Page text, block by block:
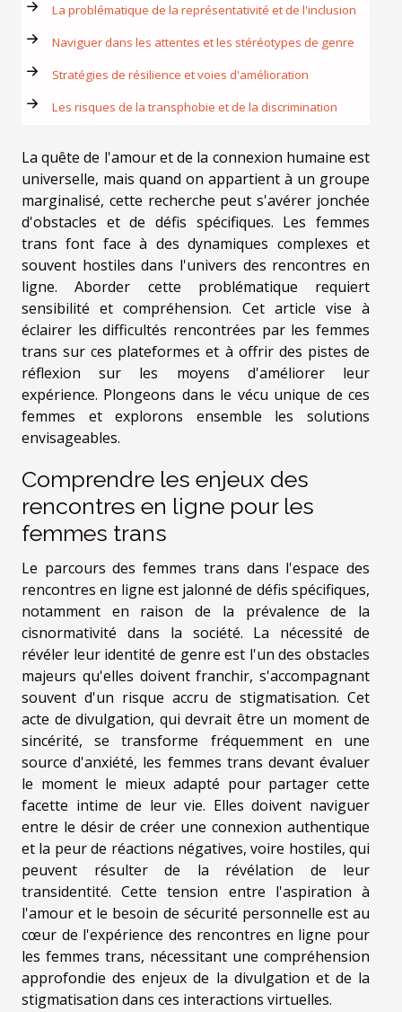
La problématique de la représentativité et de l'inclusion
Naviguer dans les attentes et les stéréotypes de genre
Stratégies de résilience et voies d'amélioration
Les risques de la transphobie et de la discrimination
La quête de l'amour et de la connexion humaine est
universelle, mais quand on appartient à un groupe
marginalisé, cette recherche peut s'avérer jonchée
d'obstacles et de défis spécifiques. Les femmes
trans font face à des dynamiques complexes et
souvent hostiles dans l'univers des rencontres en
ligne. Aborder cette problématique requiert
sensibilité et compréhension. Cet article vise à
éclairer les difficultés rencontrées par les femmes
trans sur ces plateformes et à offrir des pistes de
réflexion sur les moyens d'améliorer leur
expérience. Plongeons dans le vécu unique de ces
femmes et explorons ensemble les solutions
envisageables.
Comprendre les enjeux des
rencontres en ligne pour les
femmes trans
Le parcours des femmes trans dans l'espace des
rencontres en ligne est jalonné de défis spécifiques,
notamment en raison de la prévalence de la
cisnormativité dans la société. La nécessité de
révéler leur identité de genre est l'un des obstacles
majeurs qu'elles doivent franchir, s'accompagnant
souvent d'un risque accru de stigmatisation. Cet
acte de divulgation, qui devrait être un moment de
sincérité, se transforme fréquemment en une
source d'anxiété, les femmes trans devant évaluer
le moment le mieux adapté pour partager cette
facette intime de leur vie. Elles doivent naviguer
entre le désir de créer une connexion authentique
et la peur de réactions négatives, voire hostiles, qui
peuvent résulter de la révélation de leur
transidentité. Cette tension entre l'aspiration à
l'amour et le besoin de sécurité personnelle est au
cœur de l'expérience des rencontres en ligne pour
les femmes trans, nécessitant une compréhension
approfondie des enjeux de la divulgation et de la
stigmatisation dans ces interactions virtuelles.